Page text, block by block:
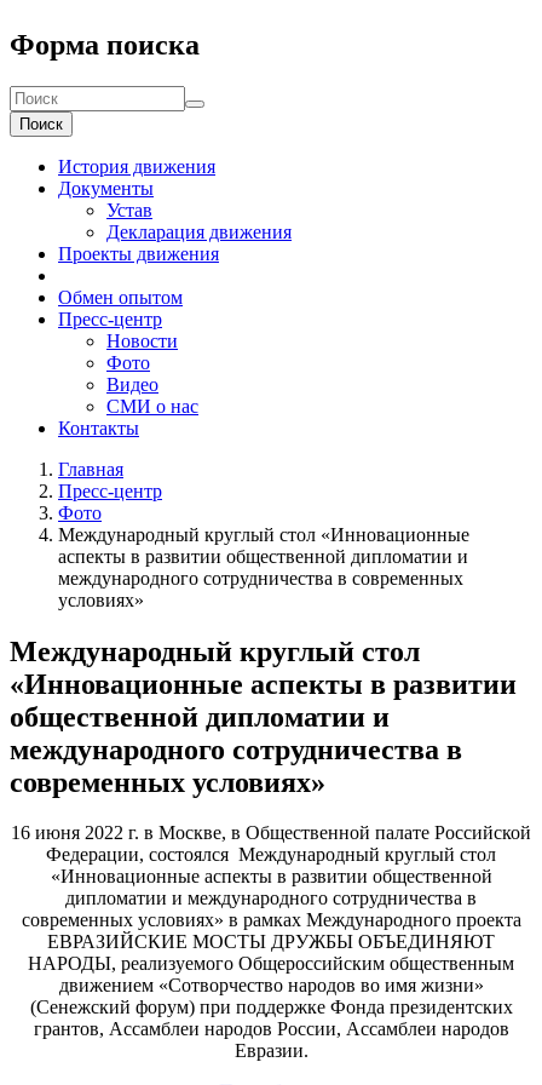
Форма поиска
Поиск
История движения
Документы
Устав
Декларация движения
Проекты движения
Обмен опытом
Пресс-центр
Новости
Фото
Видео
СМИ о нас
Контакты
Главная
Пресс-центр
Фото
Международный круглый стол «Инновационные
аспекты в развитии общественной дипломатии и
международного сотрудничества в современных
условиях»
Международный круглый стол
«Инновационные аспекты в развитии
общественной дипломатии и
международного сотрудничества в
современных условиях»
16 июня 2022 г. в Москве, в Общественной палате Российской
Федерации, состоялся Международный круглый стол
«Инновационные аспекты в развитии общественной
дипломатии и международного сотрудничества в
современных условиях» в рамках Международного проекта
ЕВРАЗИЙСКИЕ МОСТЫ ДРУЖБЫ ОБЪЕДИНЯЮТ
НАРОДЫ, реализуемого Общероссийским общественным
движением «Сотворчество народов во имя жизни»
(Сенежский форум) при поддержке Фонда президентских
грантов, Ассамблеи народов России, Ассамблеи народов
Евразии.